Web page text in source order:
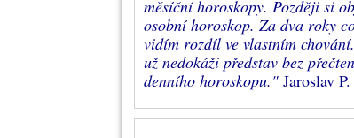
měsíční horoskopy. Později si
osobní horoskop. Za dva roky
vidím rozdíl ve vlastním
už nedokáži představ bez
denního horoskopu." Jaroslav P.